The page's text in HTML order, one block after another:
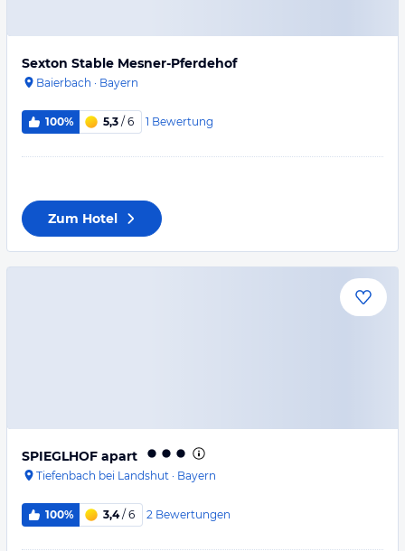
Sexton Stable Mesner-Pferdehof
Baierbach · Bayern
100% 5,3 / 6 1 Bewertung
Zum Hotel
SPIEGLHOF apart
Tiefenbach bei Landshut · Bayern
100% 3,4/ 6 2 Bewertungen